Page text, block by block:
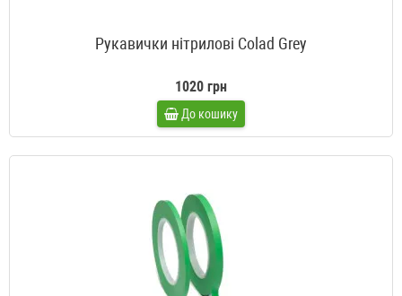
Рукавички нітрилові Colad Grey
1020 грн
До кошику